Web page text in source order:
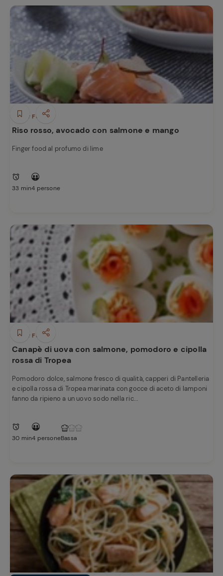
Finger Food
Riso rosso, avocado con salmone e mango
Finger food al profumo di lime
33 min4 persone
Finger Food
Canapè di uova con salmone, pomodoro e cipolla
rossa di Tropea
Pomodoro dolce, salmone fresco di qualità, capperi di Pantelleria
e cipolla rossa di Tropea marinata con gocce di aceto di lamponi
fanno da ripieno a un uovo sodo nella ric...
30 min4 personeBassa